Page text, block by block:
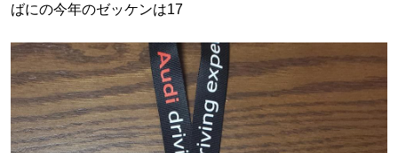
ばにの今年のゼッケンは17